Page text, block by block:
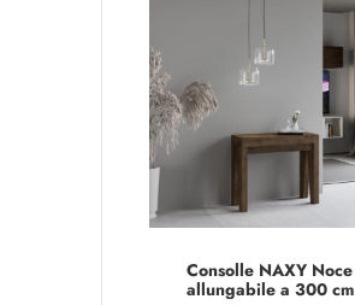
Consolle NAXY Noce
allungabile a 300 cm